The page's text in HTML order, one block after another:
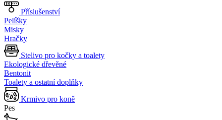
Příslušenství
Pelíšky
Misky
Hračky
Stelivo pro kočky a toalety
Ekologické dřevěné
Bentonit
Toalety a ostatní doplňky
Krmivo pro koně
Pes